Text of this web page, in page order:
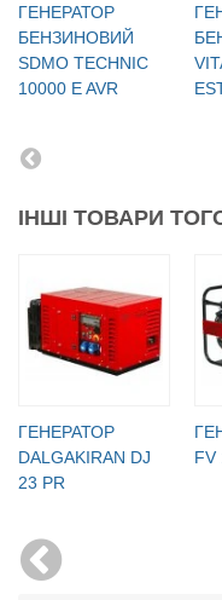
ГЕНЕРАТОР
БЕНЗИНОВИЙ
SDMO TECHNIC
10000 E AVR
ІНШІ ТОВАРИ
ГЕНЕРАТОР
DALGAKIRAN DJ
23 PR
FV